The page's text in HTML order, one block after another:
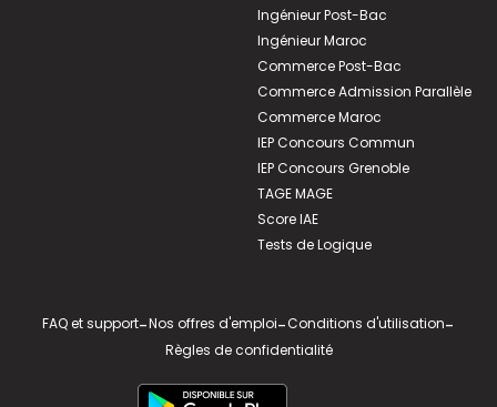
Ingénieur Post-Bac
Ingénieur Maroc
Commerce Post-Bac
Commerce Admission Parallèle
Commerce Maroc
IEP Concours Commun
IEP Concours Grenoble
TAGE MAGE
Score IAE
Tests de Logique
FAQ et support-Nos offres d'emploi-Conditions d'utilisation-
Règles de confidentialité